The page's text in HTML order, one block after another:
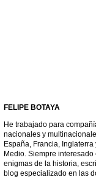
FELIPE BOTAYA
He trabajado para
nacionales y
España, Francia, Inglaterra
Medio. Siempre interesado
enigmas de la historia,
blog especializado en las